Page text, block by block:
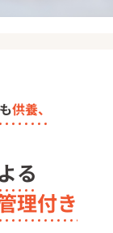
供養、
る
理付き